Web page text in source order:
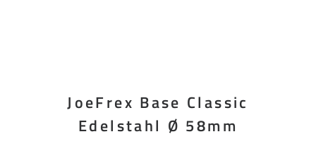
JoeFrex Base Classic
Edelstahl Ø 58mm